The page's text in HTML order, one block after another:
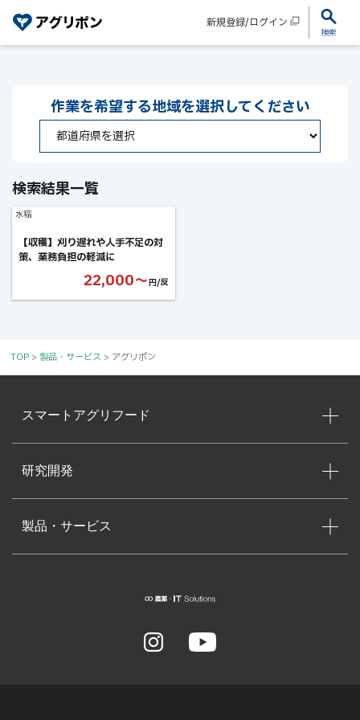
新規登録/ログイン
検索
作業を希望する地域を選択してください
検索結果一覧
水稲
【収穫】刈り遅れや人手不足の対
策、業務負担の軽減に
22,000〜円/反
TOP > 製品・サービス > アグリポン
スマートアグリフード
研究開発
製品・サービス